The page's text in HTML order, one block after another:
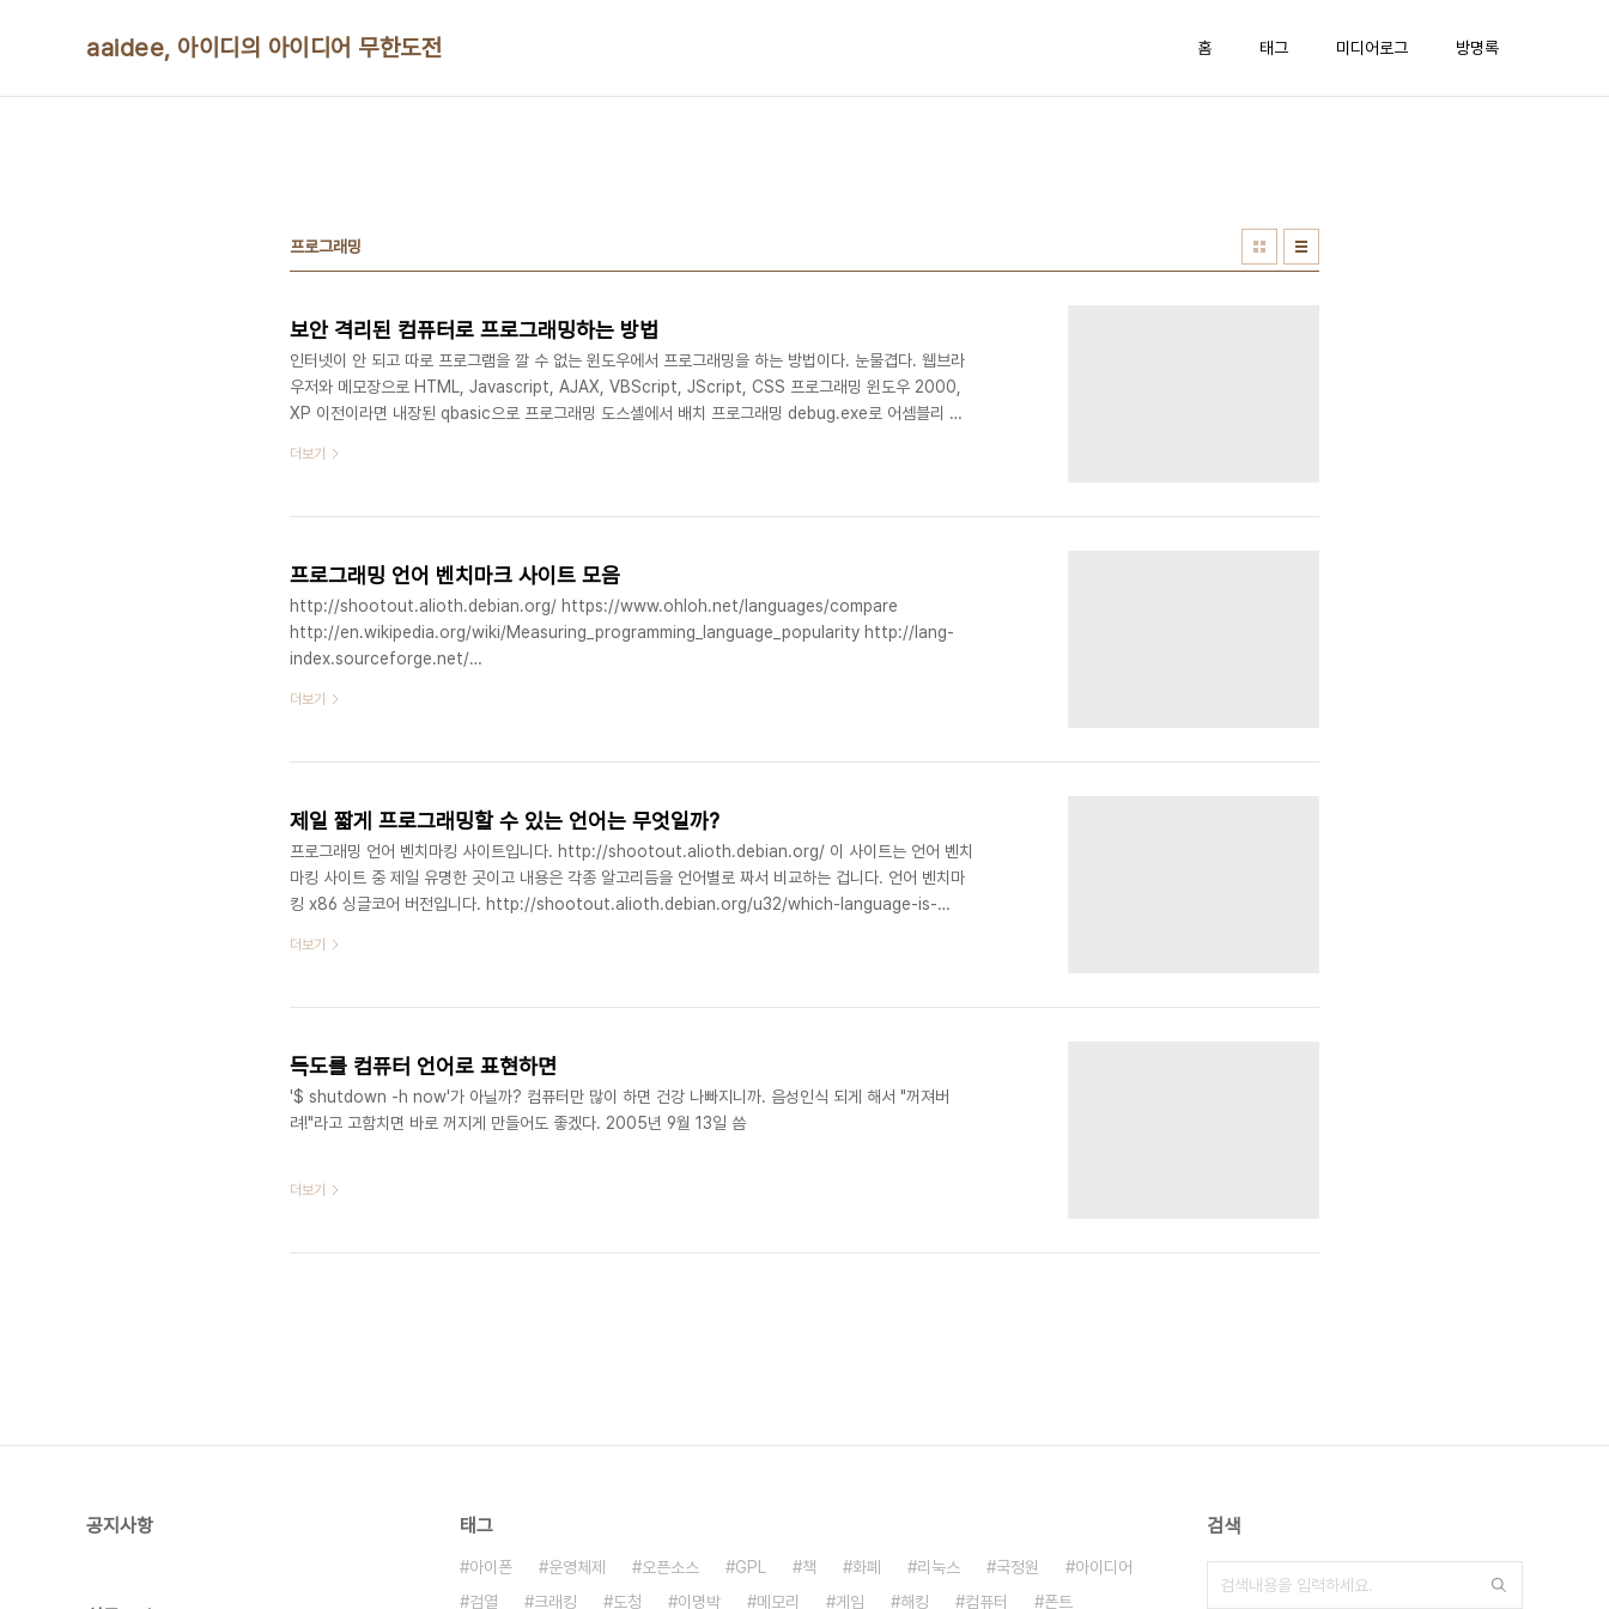
aaidee, 아이디의 아이디어 무한도전 홈 태그 미디어로그 방명록
프로그래밍
보안 격리된 컴퓨터로 프로그래밍하는 방법
인터넷이 안 되고 따로 프로그램을 깔 수 없는 윈도우에서 프로그래밍을 하는 방법이다. 눈물겹다. 웹브라
우저와 메모장으로 HTML, Javascript, AJAX, VBScript, JScript, CSS 프로그래밍 윈도우 2000,
XP 이전이라면 내장된 qbasic으로 프로그래밍 도스셸에서 배치 프로그래밍 debug.exe로 어셈블리 프
그래밍 윈도우스크립트호스트가 깔려있으면 WScript, JScript 프로그래밍 윈도우 최신 버전이면 파워셸
넷 프로그래밍 마이크로소프트 오피스가 깔려있으면 VB..
더보기
프로그래밍 언어 벤치마크 사이트 모음
http://shootout.alioth.debian.org/ https://www.ohloh.net/languages/compare
http://en.wikipedia.org/wiki/Measuring_programming_language_popularity http://lang-
index.sourceforge.net/
http://langpop.com/ http://lui.arbingersys.com/index.html
http://www.flexjob..
더보기
제일 짧게 프로그래밍할 수 있는 언어는 무엇일까?
프로그래밍 언어 벤치마킹 사이트입니다. http://shootout.alioth.debian.org/ 이 사이트는 언어 벤치
마킹 사이트 중 제일 유명한 곳이고 내용은 각종 알고리듬을 언어별로 짜서 비교하는 겁니다. 언어 벤치마
킹 x86 싱글코어 버전입니다. http://shootout.alioth.debian.org/u32/which-language-is-
루비, 파이썬정도 분량입니다. 특히, 타입 선언이 없는 언어들이 분량이 적은 것 같습니다. 쿼드코어판에서
i..
더보기
득도를 컴퓨터 언어로 표현하면
'$ shutdown -h now'가 아닐까? 컴퓨터만 많이 하면 건강 나빠지니까. 음성인식 되게 해서 "꺼져버
려!"라고 고함치면 바로 꺼지게 만들어도 좋겠다. 2005년 9월 13일 씀
더보기
공지사항 태그
아이폰 운영체제 오픈소스 GPL 책 화폐 리눅스 국정원
아이디어
검열
크래킹 도청 이명박 메모리 게임 해킹 컴퓨터 폰트
검색